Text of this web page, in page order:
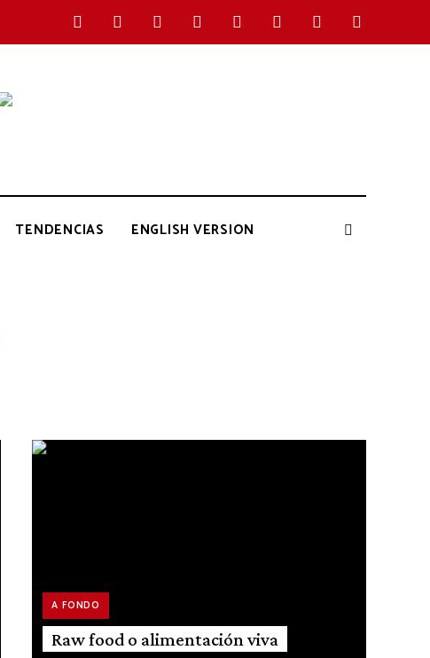
TENDENCIAS ENGLISH VERSION
A FONDO
Raw food o alimentación viva